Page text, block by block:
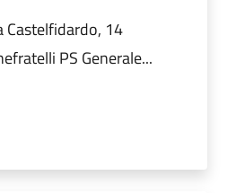
Castelfidardo, 14
PS Generale...